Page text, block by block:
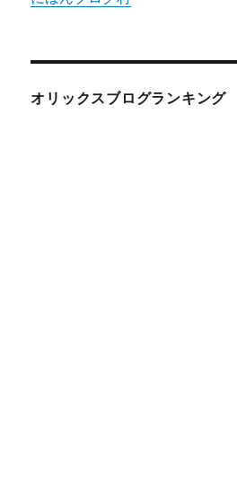
オリックスブログランキング